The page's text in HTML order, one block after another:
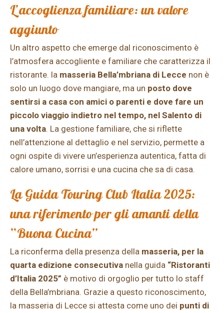
L’accoglienza familiare: un valore
aggiunto
Un altro aspetto che emerge dal riconoscimento è
l’atmosfera accogliente e familiare che caratterizza il
ristorante. la masseria Bella’mbriana di Lecce non è
solo un luogo dove mangiare, ma un posto dove
sentirsi a casa con amici o parenti e dove fare un
piccolo viaggio indietro nel tempo, nel Salento di
una volta. La gestione familiare, che si riflette
nell’attenzione al dettaglio e nel servizio, permette a
ogni ospite di vivere un’esperienza autentica, fatta di
calore umano, sorrisi e una cucina che sa di casa.
La Guida Touring Club Italia 2025:
una riferimento per gli amanti della
“Buona Cucina”
La riconferma della presenza della masseria, per la
quarta edizione consecutiva nella guida “Ristoranti
d’Italia 2025” è motivo di orgoglio per tutto lo staff
della Bella’mbriana. Grazie a questo riconoscimento,
la masseria di Lecce si attesta come uno dei punti di